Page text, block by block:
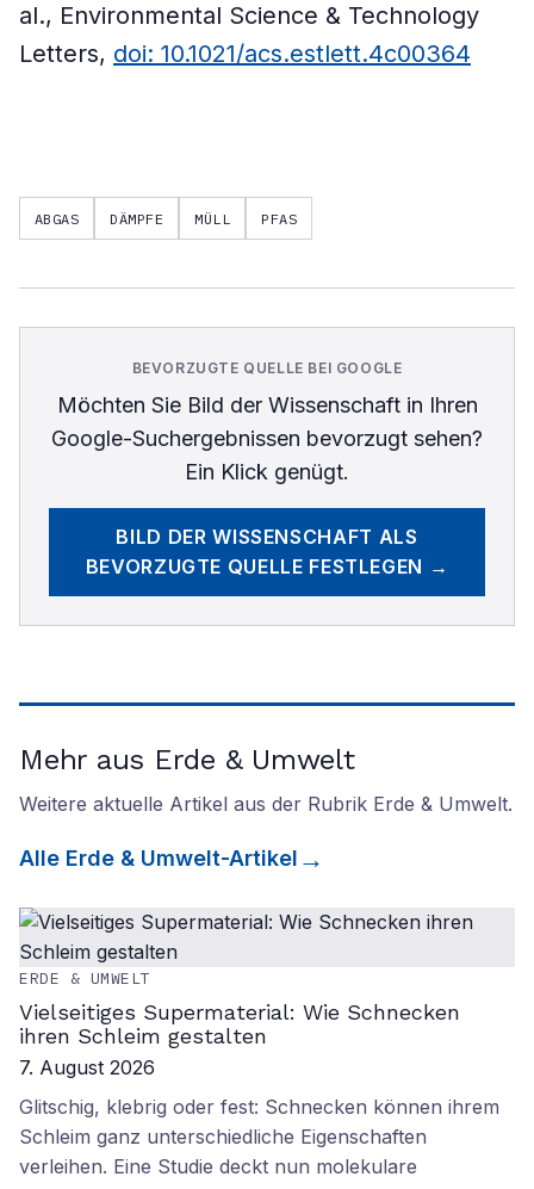
al., Environmental Science & Technology
Letters, doi: 10.1021/acs.estlett.4c00364
ABGAS DÄMPFE MÜLL PFAS
BEVORZUGTE QUELLE BEI GOOGLE
Möchten Sie Bild der Wissenschaftin Ihren
Google-Suchergebnissen bevorzugt sehen?
Ein Klick genügt.
BILD DER WISSENSCHAFT ALS
BEVORZUGTE QUELLE FESTLEGEN →
Mehr aus Erde & Umwelt
Weitere aktuelle Artikel aus der Rubrik Erde & Umwelt.
Alle Erde & Umwelt-Artikel
ERDE & UMWELT
Vielseitiges Supermaterial: Wie Schnecken
ihren Schleim gestalten
7. August 2026
Glitschig, klebrig oder fest: Schnecken können ihrem
Schleim ganz unterschiedliche Eigenschaften
verleihen. Eine Studie deckt nun molekulare